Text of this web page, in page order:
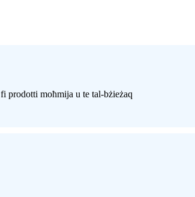
prodotti moħmija u te tal-bżieżaq